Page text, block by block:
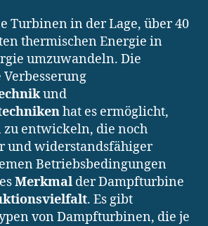
Turbinen in der Lage, über 40
thermischen Energie in
umzuwandeln. Die
und
hat es ermöglicht,
entwickeln, die noch
und widerstandsfähiger
Betriebsbedingungen
Merkmal der Dampfturbine
. Es gibt
von Dampfturbinen, die je